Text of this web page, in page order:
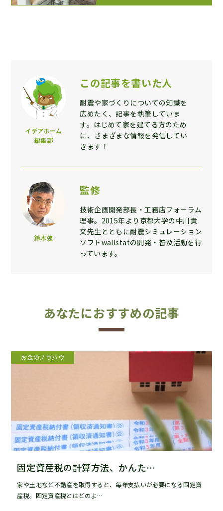
イデアホーム
編集部
この記事を書いた人
耐震や家づくりについての知識を
広めたく、記事を執筆していま
す。はじめて家を建てる方のため
に、さまざまな情報を発信してい
きます！
鈴木強
監修
技術企画開発部長・工務店フォーラム
理事。2015年より京都大学の中川貴
文先生とともに耐震シミュレーション
ソフトwallstatの開発・普及活動を行
っています。
あなたにおすすめの記事
お金のノウハウ
固定資産税の計算方法、かんた…
家や土地など不動産を取得すると、毎年支払いが必要になる固定資
産税。固定資産税とはどのよ…